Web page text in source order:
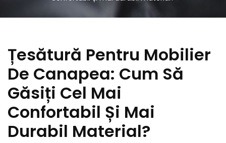
Țesătură Pentru Mobilier
De Canapea: Cum Să
Găsiți Cel Mai
Confortabil Și Mai
Durabil Material?